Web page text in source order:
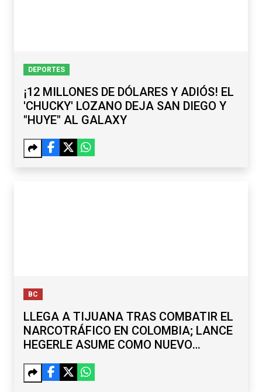
DEPORTES
¡12 MILLONES DE DÓLARES Y ADIÓS! EL
'CHUCKY' LOZANO DEJA SAN DIEGO Y
"HUYE" AL GALAXY
BC
LLEGA A TIJUANA TRAS COMBATIR EL
NARCOTRÁFICO EN COLOMBIA; LANCE
HEGERLE ASUME COMO NUEVO